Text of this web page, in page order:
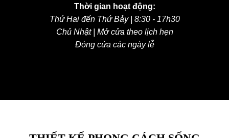
Thời gian hoạt động:
Thứ Hai đến Thứ Bảy | 8:30 - 17h30
Chủ Nhật | Mở cửa theo lịch hẹn
Đóng cửa các ngày lễ